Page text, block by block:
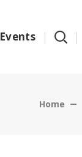
Events
Home